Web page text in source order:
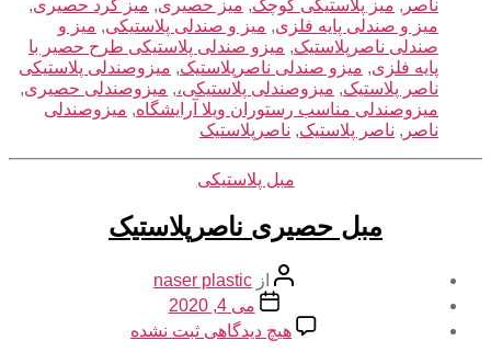
ناصر , میز پلاستیکی کوچک, میز حصیری, میز گرد حصیری,
میز و صندلی پایه فلزی, میز و صندلی پلاستیکی, میز و
صندلی ناصرپلاستیک, میزو صندلی پلاستیکی طرح حصیر با
پایه فلزی, میزو صندلی ناصرپلاستیک, میزوصندلی پلاستیکی
ناصر پلاستیک, میزوصندلی پلاستیکی،, میزوصندلی حصیری,
میزوصندلی مناسب رستوران ویلا آرایشگاه, میزوصندلی
ناصر , ناصر پلاستیک, ناصرپلاستیک
دسته‌ها
مبل پلاستیکی
مبل حصیری ناصرپلاستیک
نویسنده
نوشته
از naser plastic
تاریخ
نوشته
می 4, 2020
هیچ دیدگاهی برای
ثبت نشده